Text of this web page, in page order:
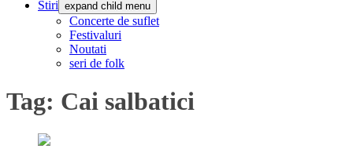
Stiri expand child menu
Concerte de suflet
Festivaluri
Noutati
seri de folk
Tag: Cai salbatici